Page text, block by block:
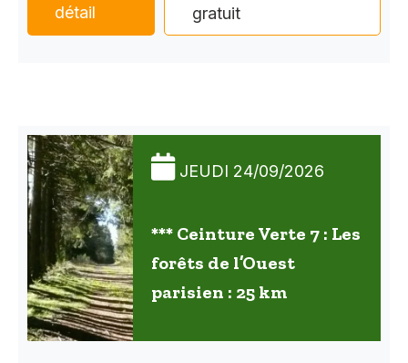
détail
gratuit
JEUDI 24/09/2026
*** Ceinture Verte 7 : Les
forêts de l’Ouest
parisien : 25 km